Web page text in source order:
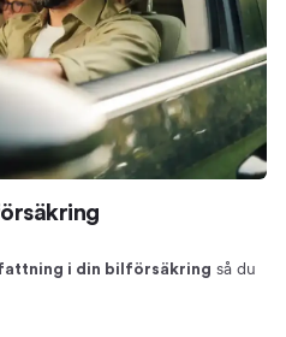
i din bilförsäkring så du